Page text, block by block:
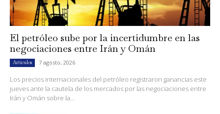
El petróleo sube por la incertidumbre en las
negociaciones entre Irán y Omán
Artículos 7 agosto, 2026
Los precios internacionales del petróleo registraron ganancias este
jueves ante la cautela de los mercados por las negociaciones entre
Irán y Omán sobre la...